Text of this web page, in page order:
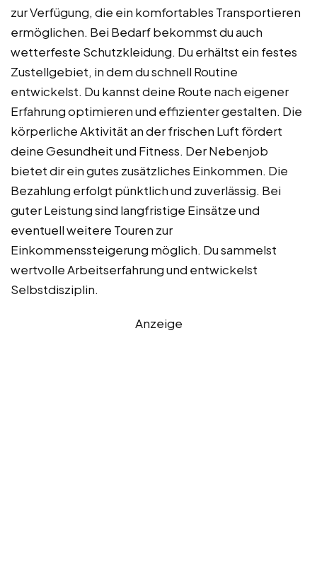
zur Verfügung, die ein komfortables Transportieren
ermöglichen. Bei Bedarf bekommst du auch
wetterfeste Schutzkleidung. Du erhältst ein festes
Zustellgebiet, in dem du schnell Routine
entwickelst. Du kannst deine Route nach eigener
Erfahrung optimieren und effizienter gestalten. Die
körperliche Aktivität an der frischen Luft fördert
deine Gesundheit und Fitness. Der Nebenjob
bietet dir ein gutes zusätzliches Einkommen. Die
Bezahlung erfolgt pünktlich und zuverlässig. Bei
guter Leistung sind langfristige Einsätze und
eventuell weitere Touren zur
Einkommenssteigerung möglich. Du sammelst
wertvolle Arbeitserfahrung und entwickelst
Selbstdisziplin.
Anzeige